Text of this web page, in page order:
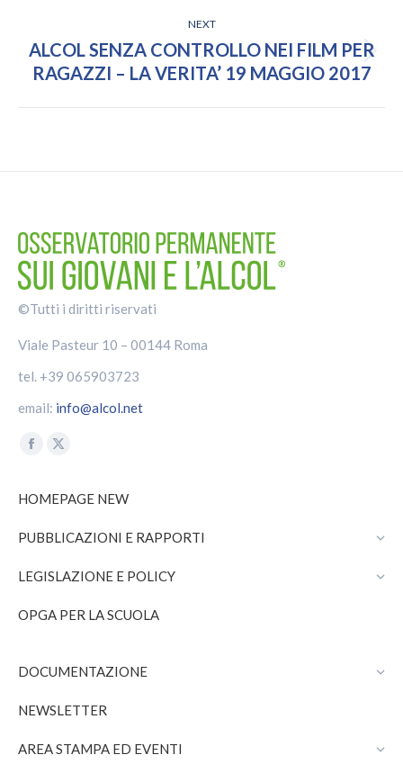
NEXT
Next
post:
ALCOL SENZA CONTROLLO NEI FILM PER
RAGAZZI – LA VERITA’ 19 MAGGIO 2017
©Tutti i diritti riservati
Viale Pasteur 10 – 00144 Roma
tel. +39 065903723
email: info@alcol.net
Find us on:
Facebook
opens
new
window
X
opens
new
window
HOMEPAGE NEW
PUBBLICAZIONI E RAPPORTI
LEGISLAZIONE E POLICY
OPGA PER LA SCUOLA
DOCUMENTAZIONE
NEWSLETTER
AREA STAMPA ED EVENTI